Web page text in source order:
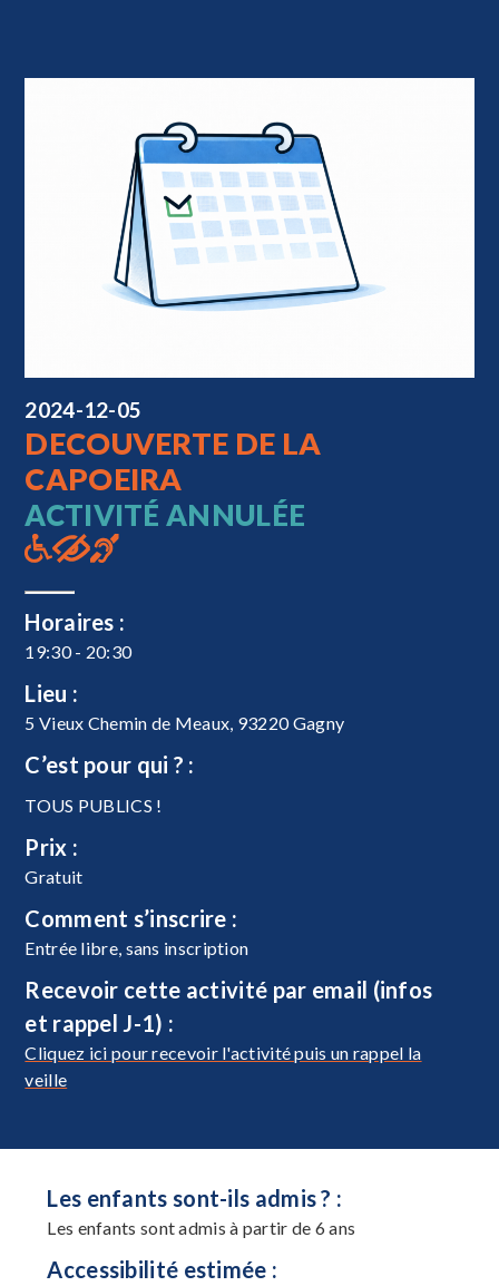
2024-12-05
DECOUVERTE DE LA
CAPOEIRA
ACTIVITÉ ANNULÉE
Horaires :
19:30 - 20:30
Lieu :
5 Vieux Chemin de Meaux, 93220 Gagny
C’est pour qui ? :
TOUS PUBLICS !
Prix :
Gratuit
Comment s’inscrire :
Entrée libre, sans inscription
Recevoir cette activité par email (infos
et rappel J-1) :
Cliquez ici pour recevoir l'activité puis un rappel la
veille
Les enfants sont-ils admis ? :
Les enfants sont admis à partir de 6 ans
Accessibilité estimée :